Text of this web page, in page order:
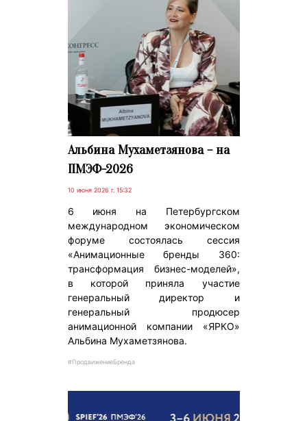
Альбина Мухаметзянова – на
ПМЭФ-2026
10 июня 2026 г. 15:32
6 июня на Петербургском
международном экономическом
форуме состоялась сессия
«Анимационные бренды 360:
трансформация бизнес-моделей»,
в которой приняла участие
генеральный директор и
генеральный продюсер
анимационной компании «ЯРКО»
Альбина Мухаметзянова.
#ПродвижениеБренда